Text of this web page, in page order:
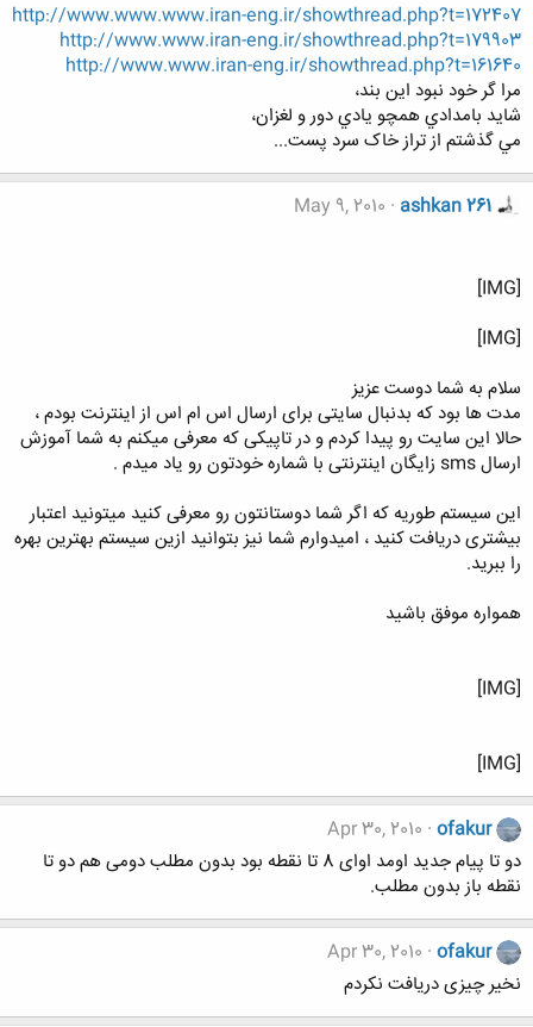
http://www.www.www.iran-eng.ir/showthread.php?t=172407
http://www.www.iran-eng.ir/showthread.php?t=179903
http://www.www.iran-eng.ir/showthread.php?t=161640
مرا گر خود نبود اين بند،
شايد بامدادي همچو يادي دور و لغزان،
مي گذشتم از تراز خاک سرد پست...
ashkan 261
May 9, 2010
[IMG]
[IMG]
سلام به شما دوست عزیز
مدت ها بود که بدنبال سایتی برای ارسال اس ام اس از اینترنت بودم ،
حالا این سایت رو پیدا کردم و در تاپیکی که معرفی میکنم به شما آموزش
ارسال sms زایگان اینترنتی با شماره خودتون رو یاد میدم .
این سیستم طوریه که اگر شما دوستانتون رو معرفی کنید میتونید اعتبار
بیشتری دریافت کنید ، امیدوارم شما نیز بتوانید ازین سیستم بهترین بهره
را ببرید.
همواره موفق باشید
[IMG]
[IMG]
ofakur
Apr 30, 2010
دو تا پیام جدید اومد اوای 8 تا نقطه بود بدون مطلب دومی هم دو تا
نقطه باز بدون مطلب.
ofakur
Apr 30, 2010
نخیر چیزی دریافت نکردم